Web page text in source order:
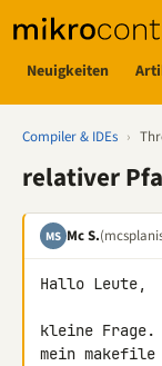
Neuigkeiten
Compiler & IDEs ›
relativer
MS Mc S.
Hallo Leute,
kleine Frage.
mein